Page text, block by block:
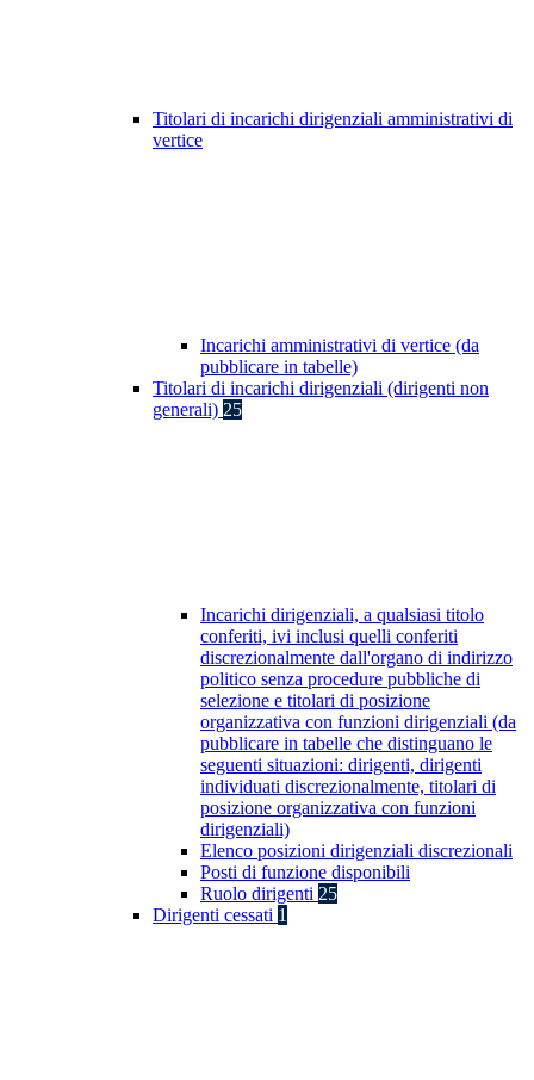
Titolari di incarichi dirigenziali amministrativi di
vertice
Incarichi amministrativi di vertice (da
pubblicare in tabelle)
Titolari di incarichi dirigenziali (dirigenti non
generali) 25
Incarichi dirigenziali, a qualsiasi titolo
conferiti, ivi inclusi quelli conferiti
discrezionalmente dall'organo di indirizzo
politico senza procedure pubbliche di
selezione e titolari di posizione
organizzativa con funzioni dirigenziali (da
pubblicare in tabelle che distinguano le
seguenti situazioni: dirigenti, dirigenti
individuati discrezionalmente, titolari di
posizione organizzativa con funzioni
dirigenziali)
Elenco posizioni dirigenziali discrezionali
Posti di funzione disponibili
Ruolo dirigenti 25
Dirigenti cessati 1